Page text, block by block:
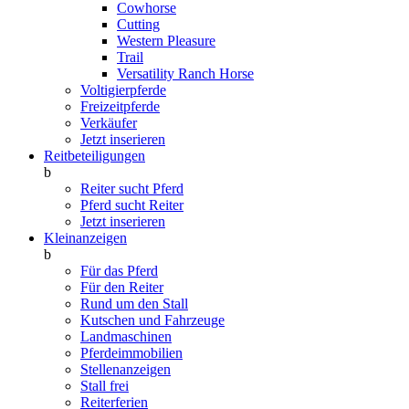
Cowhorse
Cutting
Western Pleasure
Trail
Versatility Ranch Horse
Voltigierpferde
Freizeitpferde
Verkäufer
Jetzt inserieren
Reitbeteiligungen
b
Reiter sucht Pferd
Pferd sucht Reiter
Jetzt inserieren
Kleinanzeigen
b
Für das Pferd
Für den Reiter
Rund um den Stall
Kutschen und Fahrzeuge
Landmaschinen
Pferdeimmobilien
Stellenanzeigen
Stall frei
Reiterferien